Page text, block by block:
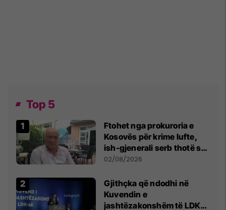
Top 5
Ftohet nga prokuroria e
Kosovës për krime lufte,
ish-gjenerali serb thotë se
dikush e tradhtoi në
02/08/2026
Gjithçka që ndodhi në
Kuvendin e
jashtëzakonshëm të LDK-